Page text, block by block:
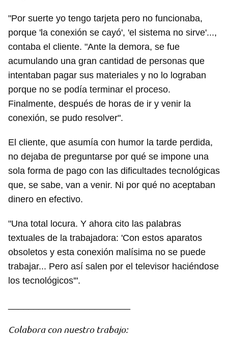
"Por suerte yo tengo tarjeta pero no funcionaba,
porque 'la conexión se cayó', 'el sistema no sirve'...,
contaba el cliente. "Ante la demora, se fue
acumulando una gran cantidad de personas que
intentaban pagar sus materiales y no lo lograban
porque no se podía terminar el proceso.
Finalmente, después de horas de ir y venir la
conexión, se pudo resolver".
El cliente, que asumía con humor la tarde perdida,
no dejaba de preguntarse por qué se impone una
sola forma de pago con las dificultades tecnológicas
que, se sabe, van a venir. Ni por qué no aceptaban
dinero en efectivo.
"Una total locura. Y ahora cito las palabras
textuales de la trabajadora: 'Con estos aparatos
obsoletos y esta conexión malísima no se puede
trabajar... Pero así salen por el televisor haciéndose
los tecnológicos'".
Colabora con nuestro trabajo: